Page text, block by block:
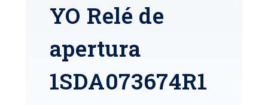
YO Relé de
apertura
1SDA073674R1